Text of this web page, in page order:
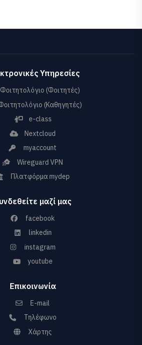
Υπηρεσίες
Φοιτητολόγιο (Φοιτητές)
(Καθηγητές)
e-class
Nextcloud
myaccount
Wireguard VPN
Πλατφόρμα mydep
μαζί μας
facebook
linkedin
instagram
youtube
Επικοινωνία
E-mail
Τηλέφωνο
Χάρτης